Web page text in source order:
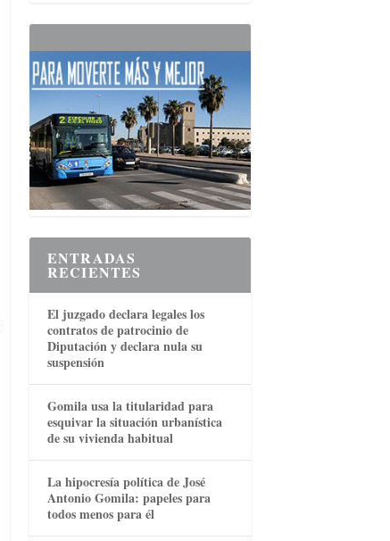
ENTRADAS
RECIENTES
El juzgado declara legales los
contratos de patrocinio de
Diputación y declara nula su
suspensión
Gomila usa la titularidad para
esquivar la situación urbanística
de su vivienda habitual
La hipocresía política de José
Antonio Gomila: papeles para
todos menos para él